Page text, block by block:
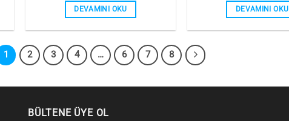
DEVAMINI OKU DEVAMINI OKU
1 2 3 4 … 6 7 8
BÜLTENE ÜYE OL